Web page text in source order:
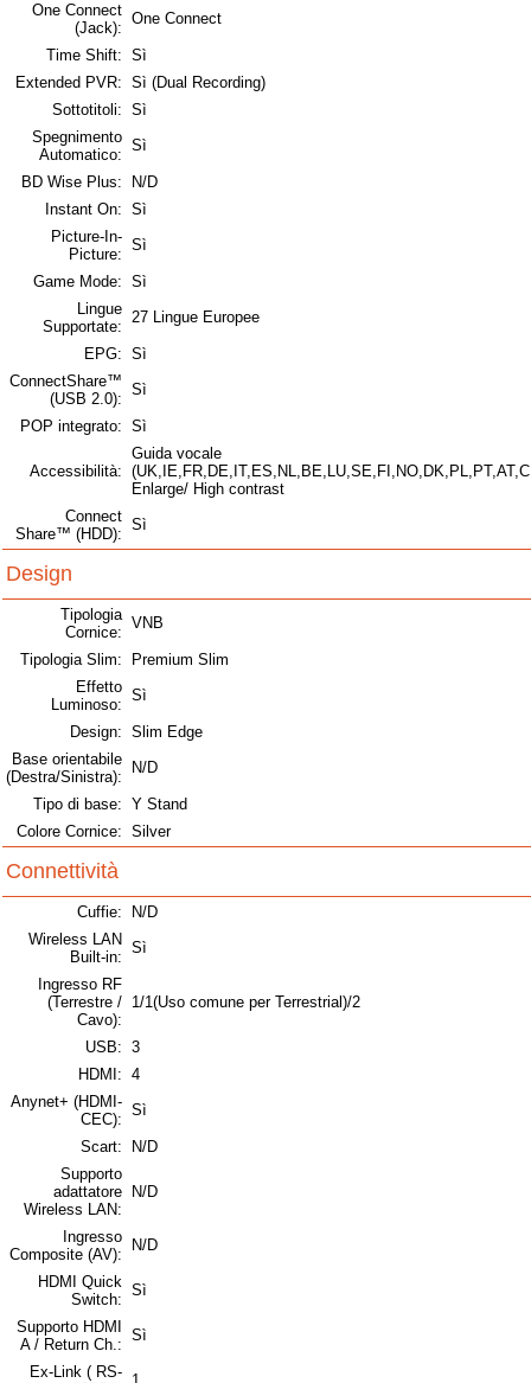
One Connect
(Jack):
One Connect
Time Shift: Sì
Extended PVR: Sì (Dual Recording)
Sottotitoli: Sì
Spegnimento
Automatico:
Sì
BD Wise Plus:
N/D
Instant On: Sì
Picture-In-
Picture:
Sì
Game Mode: Sì
Lingue
Supportate:
27 Lingue Europee
EPG: Sì
ConnectShare™
(USB 2.0):
Sì
POP integrato: Sì
Accessibilità:
Guida vocale
Enlarge/ High contrast
Connect
Share™ (HDD):
Sì
Design
Tipologia
Cornice:
VNB
Tipologia Slim:
Premium Slim
Effetto
Luminoso:
Sì
Design: Slim Edge
Base orientabile
(Destra/Sinistra):
N/D
Tipo di base: Y Stand
Colore Cornice: Silver
Connettività
Cuffie:
N/D
Wireless LAN
Built-in:
Sì
Ingresso RF
(Terrestre /
Cavo):
1/1(Uso comune per Terrestrial)/2
USB: 3
HDMI: 4
Anynet+ (HDMI-
CEC):
Sì
Scart:
N/D
Supporto
adattatore
Wireless LAN:
N/D
Ingresso
Composite (AV):
N/D
HDMI Quick
Switch:
Sì
Supporto HDMI
A / Return Ch.:
Sì
Ex-Link ( RS-